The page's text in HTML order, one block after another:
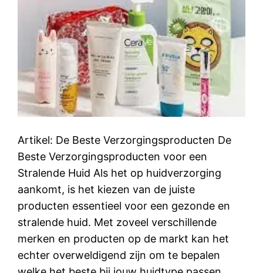
Artikel: De Beste Verzorgingsproducten De
Beste Verzorgingsproducten voor een
Stralende Huid Als het op huidverzorging
aankomt, is het kiezen van de juiste
producten essentieel voor een gezonde en
stralende huid. Met zoveel verschillende
merken en producten op de markt kan het
echter overweldigend zijn om te bepalen